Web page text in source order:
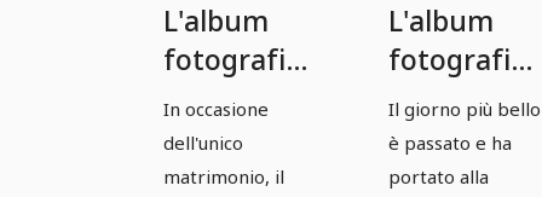
L'album
fotografico
di nozze
perfetto –
Versione 3
In occasione
dell'unico
matrimonio, il
L'album
fotografico
di nozze
perfetto -
Versione 4
Il giorno più bello
è passato e ha
portato alla